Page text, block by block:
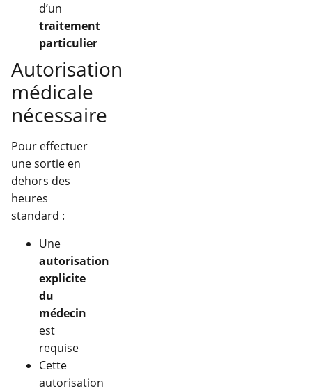
d’un
traitement
particulier
Autorisation
médicale
nécessaire
Pour effectuer
une sortie en
dehors des
heures
standard :
Une
autorisation
explicite
du
médecin
est
requise
Cette
autorisation